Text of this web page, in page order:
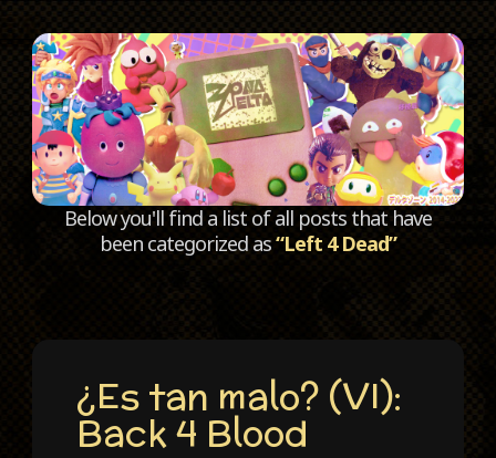
Below you'll find a list of all posts that have
been categorized as“Left 4 Dead”
¿Es tan malo? (VI):
Back 4 Blood